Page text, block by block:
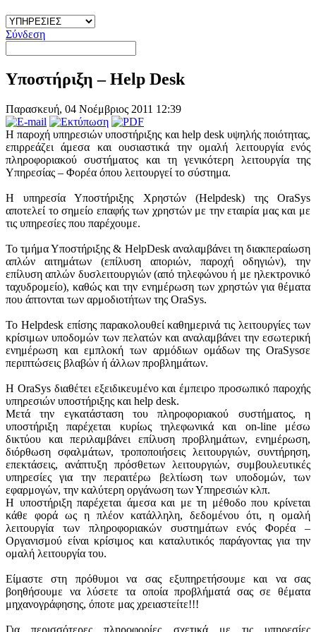
Σύνδεση
Υποστήριξη – Help Desk
Παρασκευή, 04 Νοέμβριος 2011 12:39
Η παροχή υπηρεσιών υποστήριξης και help desk υψηλής ποιότητας,
επιρρεάζει άμεσα και ουσιαστικά την ομαλή λειτουργία ενός
πληροφοριακού συστήματος και τη γενικότερη λειτουργία της
Υπηρεσίας – Φορέα όπου λειτουργεί το σύστημα.
Η υπηρεσία Υποστήριξης Χρηστών (Helpdesk) της OraSys
αποτελεί το σημείο επαφής των χρηστών με την εταιρία μας και με
τις υπηρεσίες που παρέχουμε.
Το τμήμα Υποστήριξης & HelpDesk αναλαμβάνει τη διακπεραίωση
απλών αιτημάτων (επίλυση αποριών, παροχή οδηγιών), την
επίλυση απλών δυσλειτουργιών (από τηλεφώνου ή με ηλεκτρονικό
ταχυδρομείο), καθώς και την ενημέρωση των χρηστών για θέματα
που άπτονται των αρμοδιοτήτων της OraSys.
Το Helpdesk επίσης παρακολουθεί καθημερινά τις λειτουργίες των
κρίσιμων υποδομών των πελατών και αναλαμβάνει την εσωτερική
ενημέρωση και εμπλοκή των αρμόδιων ομάδων της OraSysσε
περιπτώσεις βλαβών ή άλλων προβλημάτων.
Η OraSys διαθέτει εξειδικευμένο και έμπειρο προσωπικό παροχής
υπηρεσιών υποστήριξης και help desk.
Μετά την εγκατάσταση του πληροφοριακού συστήματος, η
υποστήριξη παρέχεται κυρίως τηλεφωνικά και on-line μέσω
δικτύου και περιλαμβάνει επίλυση προβλημάτων, ενημέρωση,
διόρθωση σφαλμάτων, τροποποιήσεις λειτουργιών, συντήρηση,
επεκτάσεις, ανάπτυξη πρόσθετων λειτουργιών, συμβουλευτικές
υπηρεσίες για την περαιτέρω βελτίωση των υποδομών, των
εφαρμογών, την καλύτερη οργάνωση των Υπηρεσιών κλπ.
Η υποστήριξη παρέχεται άμεσα και με τη μέθοδο που κρίνεται
κάθε φορά ως η πλέον κατάλληλη, δεδομένου ότι, η ομαλή
λειτουργία των πληροφοριακών συστημάτων ενός Φορέα –
Οργανισμού είναι κρίσιμος και καταλυτικός παράγοντας για την
ομαλή λειτουργία του.
Είμαστε στη πρόθυμοι να σας εξυπηρετήσουμε και να σας
βοηθήσουμε να λύσετε τα οποία προβλήματά σας σε θέματα
μηχανογράφησης, όποτε μας χρειαστείτε!!!